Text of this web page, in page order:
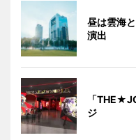
昼は雲海
演出
「
ジ